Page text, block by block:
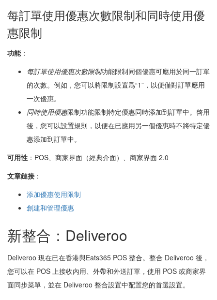
每訂單使用優惠次數限制和同時使用優
惠限制
功能：
每訂單使用優惠次數限制功能限制同個優惠可應用於同一訂單
的次數。例如，您可以將限制設置爲“1”，以便僅對訂單應用
一次優惠。
同時使用優惠限制功能限制特定優惠同時添加到訂單中。啓用
後，您可以設置規則，以便在已應用另一個優惠時不將特定優
惠添加到訂單中。
可用性 ：POS、商家界面（經典介面）、商家界面 2.0
文章鏈接 ：
添加優惠使用限制
創建和管理優惠
新整合：Deliveroo
Deliveroo 現在已在香港與Eats365 POS 整合。整合 Deliveroo 後，
您可以在 POS 上接收內用、外帶和外送訂單，使用 POS 或商家界
面同步菜單，並在 Deliveroo 整合設置中配置您的首選設置。